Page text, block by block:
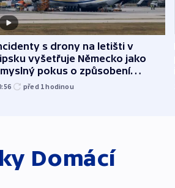
s drony na letišti v
vyšetřuje Německo jako
pokus o způsobení
před 1hodinou
Domácí